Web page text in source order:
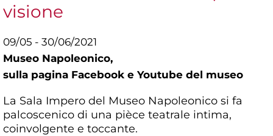
visione
09/05 - 30/06/2021
Museo Napoleonico,
sulla pagina Facebook e Youtube del museo
La Sala Impero del Museo Napoleonico si fa
palcoscenico di una pièce teatrale intima,
coinvolgente e toccante.